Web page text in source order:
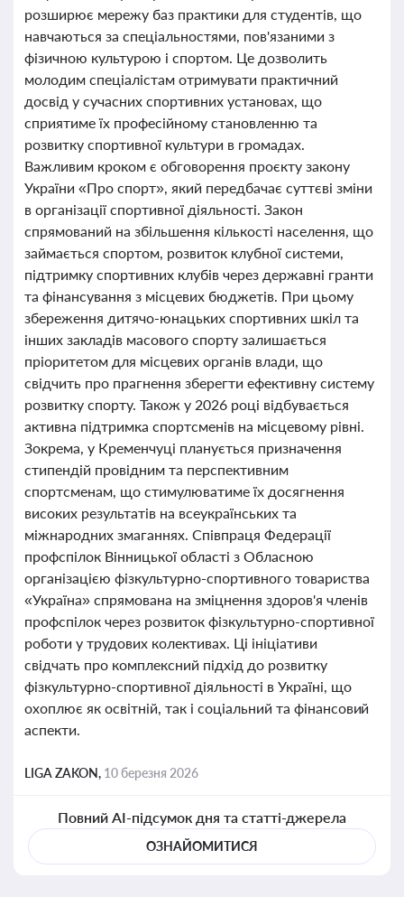
розширює мережу баз практики для студентів, що
навчаються за спеціальностями, пов'язаними з
фізичною культурою і спортом. Це дозволить
молодим спеціалістам отримувати практичний
досвід у сучасних спортивних установах, що
сприятиме їх професійному становленню та
розвитку спортивної культури в громадах.
Важливим кроком є обговорення проєкту закону
України «Про спорт», який передбачає суттєві зміни
в організації спортивної діяльності. Закон
спрямований на збільшення кількості населення, що
займається спортом, розвиток клубної системи,
підтримку спортивних клубів через державні гранти
та фінансування з місцевих бюджетів. При цьому
збереження дитячо-юнацьких спортивних шкіл та
інших закладів масового спорту залишається
пріоритетом для місцевих органів влади, що
свідчить про прагнення зберегти ефективну систему
розвитку спорту. Також у 2026 році відбувається
активна підтримка спортсменів на місцевому рівні.
Зокрема, у Кременчуці планується призначення
стипендій провідним та перспективним
спортсменам, що стимулюватиме їх досягнення
високих результатів на всеукраїнських та
міжнародних змаганнях. Співпраця Федерації
профспілок Вінницької області з Обласною
організацією фізкультурно-спортивного товариства
«Україна» спрямована на зміцнення здоров'я членів
профспілок через розвиток фізкультурно-спортивної
роботи у трудових колективах. Ці ініціативи
свідчать про комплексний підхід до розвитку
фізкультурно-спортивної діяльності в Україні, що
охоплює як освітній, так і соціальний та фінансовий
аспекти.
LIGA ZAKON, 10 березня 2026
Повний AI-підсумок дня та статті-джерела
ОЗНАЙОМИТИСЯ